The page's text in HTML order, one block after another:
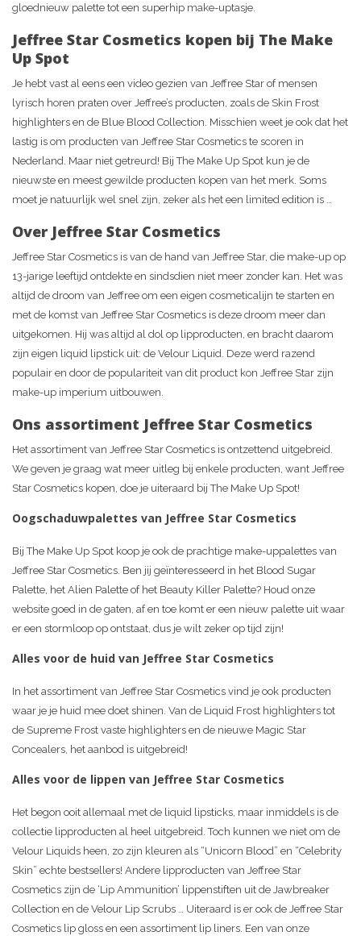
gloednieuw palette tot een superhip make-uptasje.
Jeffree Star Cosmetics kopen bij The Make
Up Spot
Je hebt vast al eens een video gezien van Jeffree Star of mensen
lyrisch horen praten over Jeffree’s producten, zoals de Skin Frost
highlighters en de Blue Blood Collection. Misschien weet je ook dat het
lastig is om producten van Jeffree Star Cosmetics te scoren in
Nederland. Maar niet getreurd! Bij The Make Up Spot kun je de
nieuwste en meest gewilde producten kopen van het merk. Soms
moet je natuurlijk wel snel zijn, zeker als het een limited edition is …
Over Jeffree Star Cosmetics
Jeffree Star Cosmetics is van de hand van Jeffree Star, die make-up op
13-jarige leeftijd ontdekte en sindsdien niet meer zonder kan. Het was
altijd de droom van Jeffree om een eigen cosmeticalijn te starten en
met de komst van Jeffree Star Cosmetics is deze droom meer dan
uitgekomen. Hij was altijd al dol op lipproducten, en bracht daarom
zijn eigen liquid lipstick uit: de Velour Liquid. Deze werd razend
populair en door de populariteit van dit product kon Jeffree Star zijn
make-up imperium uitbouwen.
Ons assortiment Jeffree Star Cosmetics
Het assortiment van Jeffree Star Cosmetics is ontzettend uitgebreid.
We geven je graag wat meer uitleg bij enkele producten, want Jeffree
Star Cosmetics kopen, doe je uiteraard bij The Make Up Spot!
Oogschaduwpalettes van Jeffree Star Cosmetics
Bij The Make Up Spot koop je ook de prachtige make-uppalettes van
Jeffree Star Cosmetics. Ben jij geïnteresseerd in het Blood Sugar
Palette, het Alien Palette of het Beauty Killer Palette? Houd onze
website goed in de gaten, af en toe komt er een nieuw palette uit waar
er een stormloop op ontstaat, dus je wilt zeker op tijd zijn!
Alles voor de huid van Jeffree Star Cosmetics
In het assortiment van Jeffree Star Cosmetics vind je ook producten
waar je je huid mee doet shinen. Van de Liquid Frost highlighters tot
de Supreme Frost vaste highlighters en de nieuwe Magic Star
Concealers, het aanbod is uitgebreid!
Alles voor de lippen van Jeffree Star Cosmetics
Het begon ooit allemaal met de liquid lipsticks, maar inmiddels is de
collectie lipproducten al heel uitgebreid. Toch kunnen we niet om de
Velour Liquids heen, zo zijn kleuren als “Unicorn Blood” en “Celebrity
Skin” echte bestsellers! Andere lipproducten van Jeffree Star
Cosmetics zijn de ‘Lip Ammunition’ lippenstiften uit de Jawbreaker
Collection en de Velour Lip Scrubs … Uiteraard is er ook de Jeffree Star
Cosmetics lip gloss en een assortiment lip liners. Een van onze